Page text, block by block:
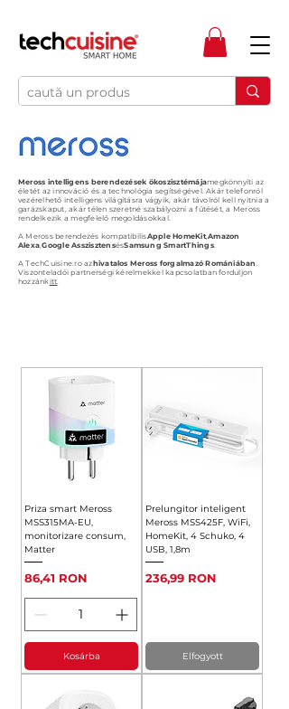
Meross intelligens berendezések ökoszisztémájamegkönnyíti az
életét az innováció és a technológia segítségével. Akár telefonról
vezérelhető intelligens világításra vágyik, akár távolról kell nyitnia a
garázskaput, akár télen szeretné szabályozni a fűtését, a Meross
rendelkezik a megfelelő megoldásokkal.
A Meross berendezés kompatibilisApple HomeKit,Amazon
Alexa,Google AsszisztensésSamsung SmartThings.
A TechCuisine.ro azhivatalos Meross forgalmazó Romániában .
Viszonteladói partnerségi kérelmekkel kapcsolatban forduljon
hozzánkitt.
Priza smart Meross
MSS315MA-EU,
monitorizare consum,
Matter
Ár
86,41 RON
Kosárba
Prelungitor inteligent
Meross MSS425F, WiFi,
HomeKit, 4 Schuko, 4
USB, 1,8m
Ár
236,99 RON
Elfogyott